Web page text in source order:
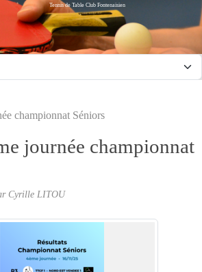
Tennis de Table Club Fontenaisien
championnat Séniors
journée championnat
Cyrille LITOU